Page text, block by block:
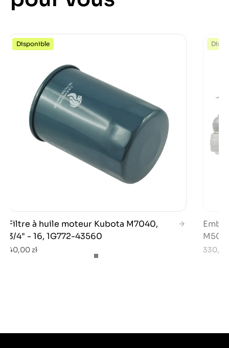
Disponible
Filtre à huile moteur Kubota M7040,
3/4" - 16, 1G772-43560
40,00 zł 330,00